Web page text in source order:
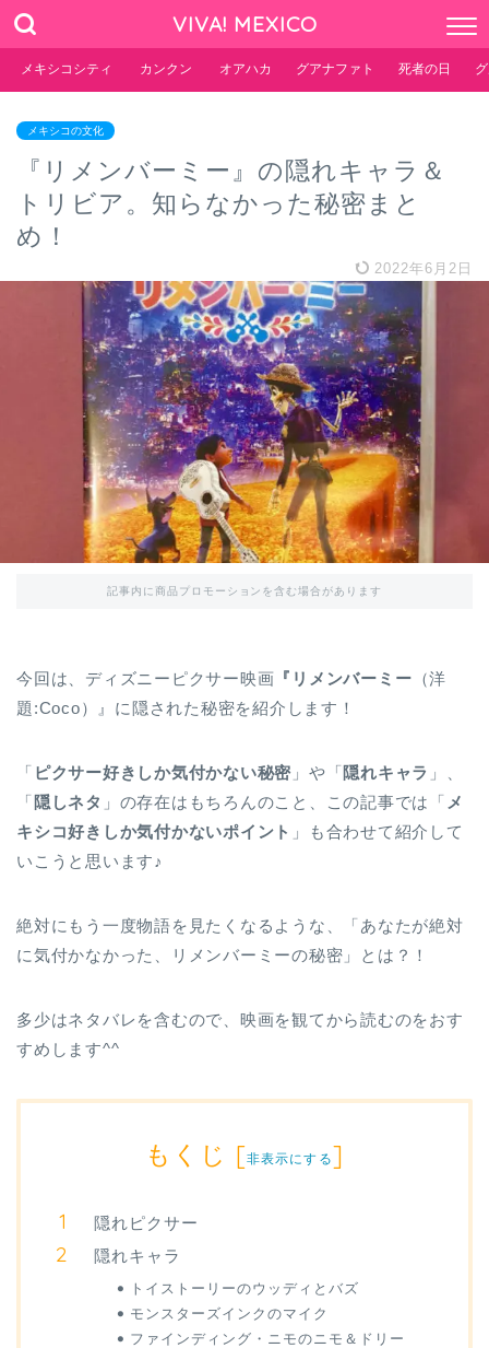
VIVA! MEXICO
メキシコシティ カンクン オアハカ グアナファト 死者の日
メキシコの文化
『リメンバーミー』の隠れキャラ＆
トリビア。知らなかった秘密まと
め！
2022年6月2日
記事内に商品プロモーションを含む場合があります
今回は、ディズニーピクサー映画 『リメンバーミー （洋
題:Coco）』に隠された秘密を紹介します！
「 ピクサー好きしか気付かない秘密 」や「隠れキャラ 」、
「 隠しネタ 」の存在はもちろんのこと、この記事では「 メ
キシコ好きしか気付かないポイント 」も合わせて紹介して
いこうと思います♪
絶対にもう一度物語を見たくなるような、「あなたが絶対
に気付かなかった、リメンバーミーの秘密」とは？！
多少はネタバレを含むので、映画を観てから読むのをおす
すめします^^
もくじ [非表示にする]
隠れピクサー
隠れキャラ
トイストーリーのウッディとバズ
モンスターズインクのマイク
ファインディング・ニモのニモ＆ドリー